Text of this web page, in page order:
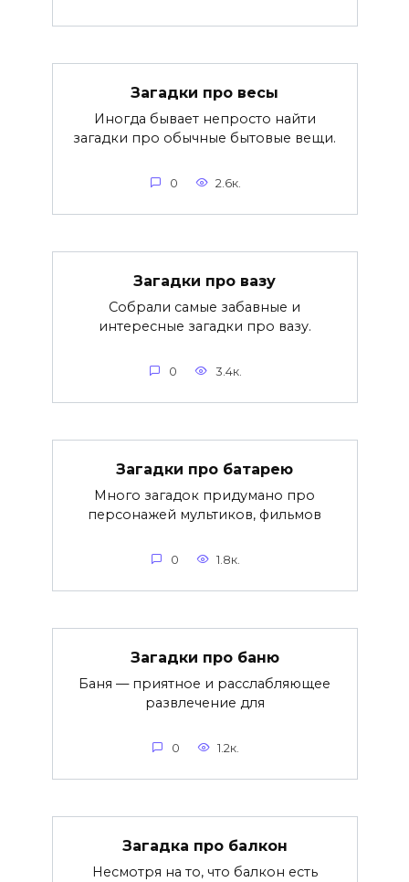
Загадки про весы
Иногда бывает непросто найти
загадки про обычные бытовые вещи.
0 2.6к.
Загадки про вазу
Собрали самые забавные и
интересные загадки про вазу.
0 3.4к.
Загадки про батарею
Много загадок придумано про
персонажей мультиков, фильмов
0 1.8к.
Загадки про баню
Баня — приятное и расслабляющее
развлечение для
0 1.2к.
Загадка про балкон
Несмотря на то, что балкон есть